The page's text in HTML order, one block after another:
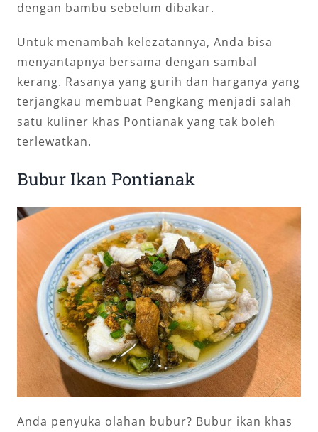
dengan bambu sebelum dibakar.
Untuk menambah kelezatannya, Anda bisa
menyantapnya bersama dengan sambal
kerang. Rasanya yang gurih dan harganya yang
terjangkau membuat Pengkang menjadi salah
satu kuliner khas Pontianak yang tak boleh
terlewatkan.
Bubur Ikan Pontianak
Anda penyuka olahan bubur? Bubur ikan khas